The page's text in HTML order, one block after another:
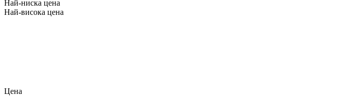
Най-ниска цена
Най-висока цена
Цена